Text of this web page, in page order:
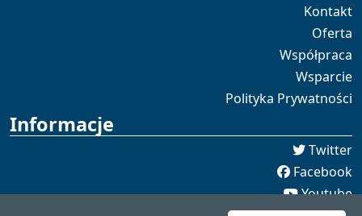
Kontakt
Oferta
Współpraca
Wsparcie
Polityka Prywatności
Informacje
Twitter
Facebook
Youtube